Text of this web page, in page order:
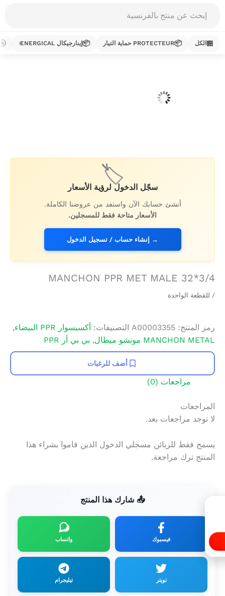
تخطي
🏷️
سجّل الدخول لرؤية الأسعار
أنشئ حسابك الآن واستفد من عروضنا الكاملة.
الأسعار متاحة فقط للمسجلين.
→ إنشاء حساب / تسجيل الدخول
MANCHON PPR MET MALE 32*3/4
/ للقطعة الواحدة
رمز المنتج: A00003355 التصنيفات: أكسيسوار PPR البيضاء
,
MANCHON METAL مونشو ميطال
, بي بي أر PPR
أضف للرغبات
مراجعات (0)
المراجعات
لا توجد مراجعات بعد.
يسمح فقط للزبائن مسجلي الدخول الذين قاموا بشراء هذا
المنتج ترك مراجعة.
📤 شارك هذا المنتج
فيسبوك واتساب
تويتر تيليجرام
search
🏪الكل 📦PROTECTEUR حماية التيار 📦إينارجيكال ENERGICAL